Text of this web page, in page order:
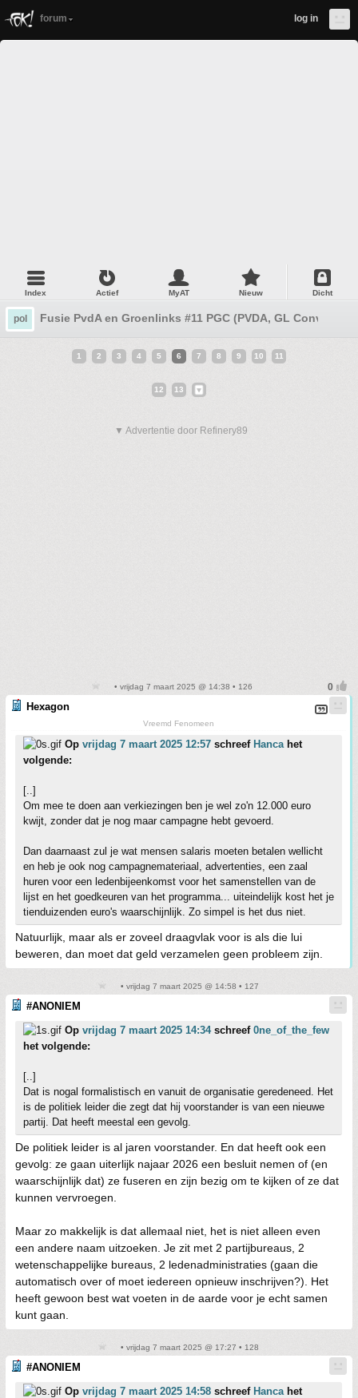
forum log in
Index Actief MyAT Nieuw Dicht
pol Fusie PvdA en Groenlinks #11 PGC (PVDA, GL
1 2 3 4 5 6 7 8 9 10 11
12 13
▼ Advertentie door Refinery89
• vrijdag 7 maart 2025 @ 14:38 • 126
Hexagon
Vreemd Fenomeen
Op vrijdag 7 maart 2025 12:57 schreef Hancahet
volgende:
[..]
Om mee te doen aan verkiezingen ben je wel zo'n 12.000 euro
kwijt, zonder dat je nog maar campagne hebt gevoerd.
Dan daarnaast zul je wat mensen salaris moeten betalen wellicht
en heb je ook nog campagnemateriaal, advertenties, een zaal
huren voor een ledenbijeenkomst voor het samenstellen van de
lijst en het goedkeuren van het programma... uiteindelijk kost het je
tienduizenden euro's waarschijnlijk. Zo simpel is het dus niet.
Natuurlijk, maar als er zoveel draagvlak voor is als die lui
beweren, dan moet dat geld verzamelen geen probleem zijn.
• vrijdag 7 maart 2025 @ 14:58 • 127
#ANONIEM
Op vrijdag 7 maart 2025 14:34schreef 0ne_of_the_few
het volgende:
[..]
Dat is nogal formalistisch en vanuit de organisatie geredeneed. Het
is de politiek leider die zegt dat hij voorstander is van een nieuwe
partij. Dat heeft meestal een gevolg.
De politiek leider is al jaren voorstander. En dat heeft ook een
gevolg: ze gaan uiterlijk najaar 2026 een besluit nemen of (en
waarschijnlijk dat) ze fuseren en zijn bezig om te kijken of ze dat
kunnen vervroegen.
Maar zo makkelijk is dat allemaal niet, het is niet alleen even
een andere naam uitzoeken. Je zit met 2 partijbureaus, 2
wetenschappelijke bureaus, 2 ledenadministraties (gaan die
automatisch over of moet iedereen opnieuw inschrijven?). Het
heeft gewoon best wat voeten in de aarde voor je echt samen
kunt gaan.
• vrijdag 7 maart 2025 @ 17:27 • 128
#ANONIEM
Op vrijdag 7 maart 2025 14:58 schreef Hancahet